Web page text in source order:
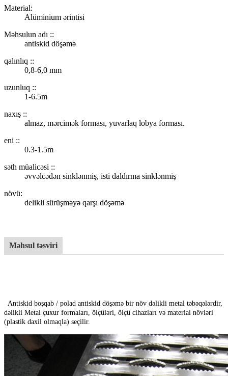
Material:
Alüminium ərintisi
Məhsulun adı ::
antiskid döşəmə
qalınlıq ::
0,8-6,0 mm
uzunluq ::
1-6.5m
naxış ::
almaz, mərcimək forması, yuvarlaq lobya forması.
eni ::
0.3-1.5m
səth müalicəsi ::
əvvəlcədən sinklənmiş, isti daldırma sinklənmiş
növü:
delikli sürüşməyə qarşı döşəmə
Məhsul təsviri
Antiskid boşqab / polad antiskid döşəmə bir növ dəlikli metal təbəqələrdir,
dəlikli Metal çuxur formaları, ölçüləri, ölçü cihazları və material növləri
(plastik daxil olmaqla) seçilir.